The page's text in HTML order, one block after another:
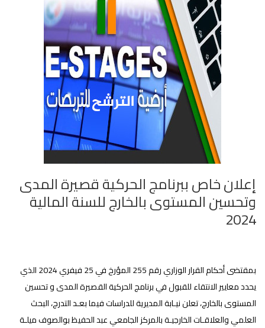
إعلان خاص ببرنامج الحركية قصيرة المدى
وتحسين المستوى بالخارج للسنة المالية
2024
بمقتضى أحكام القرار الوزاري رقم 255 المؤرخ في 25 فيفري 2024 الذي
يحدد معايير الانتقاء للقبول في برنامج الحركية القصيرة المدى و تحسين
المستوى بالخارج، تعلن نيـابة المديرية للدراسات فيما بعـد التدرج، البحث
العلمي والعلاقـات الخارجيـة بالمركز الجامعي عبد الحفيظ بوالصوف ميلـة